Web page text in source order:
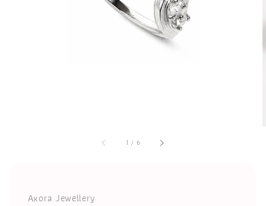
1 / 6
Axora Jewellery